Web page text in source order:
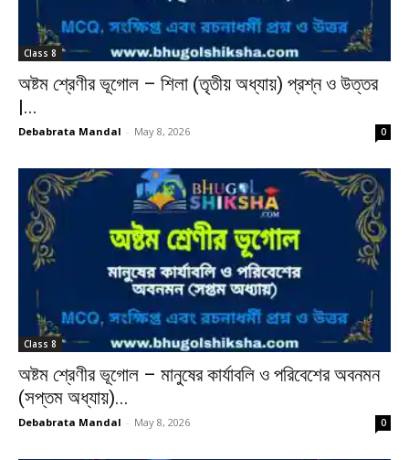
Class 8
অষ্টম শ্রেণীর ভূগোল – শিলা (তৃতীয় অধ্যায়) প্রশ্ন ও উত্তর
|...
Debabrata Mandal - May 8, 2026 0
Class 8
অষ্টম শ্রেণীর ভূগোল – মানুষের কার্যাবলি ও পরিবেশের অবনমন
(সপ্তম অধ্যায়)...
Debabrata Mandal - May 8, 2026 0